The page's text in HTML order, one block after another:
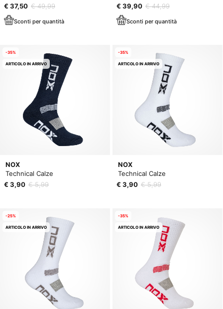
€ 37,50 € 49,99
Sconti per quantità
€ 39,90 € 44,99
Sconti per quantità
NOX
Technical Calze
€ 3,90 € 5,99
-35%
ARTICOLO IN ARRIVO
NOX
Technical Calze
€ 3,90 € 5,99
-35%
ARTICOLO IN ARRIVO
-25%
ARTICOLO IN ARRIVO
-35%
ARTICOLO IN ARRIVO